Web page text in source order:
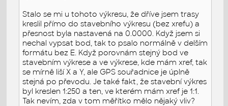
Stalo se mi u tohoto výkresu, že dříve jsem trasy
kreslil přímo do stavebního výkresu (bez xrefu) a
přesnost byla nastavená na 0.0000. Když jsem si
nechal vypsat bod, tak to psalo normálně v delším
formátu bez E. Když porovnám stejný bod ve
stavebním výkrese a ve výkrese, kde mám xref, tak
se mírně liší X a Y, ale GPS souřadnice je úplně
stejná po převodu. Je také fakt, že stavební výkres
byl kreslen 1:250 a ten, ve kterém mám xref je 1:1.
Tak nevím, zda v tom měřítko mělo nějaký vliv?